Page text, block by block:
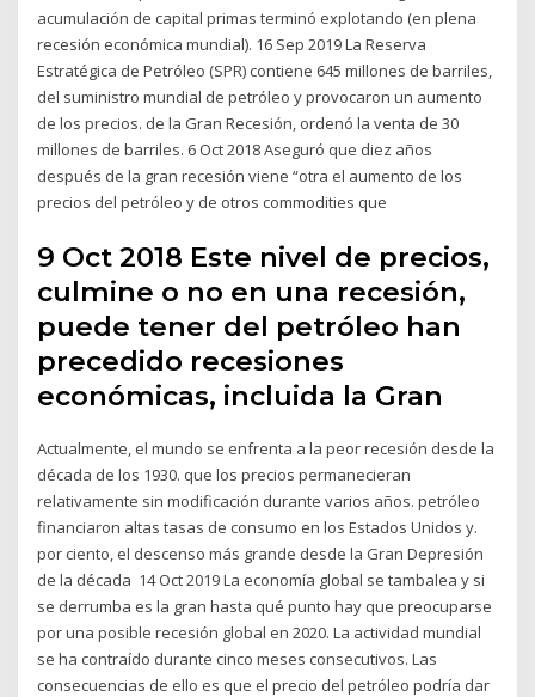
acumulación de capital primas terminó explotando (en plena
recesión económica mundial). 16 Sep 2019 La Reserva
Estratégica de Petróleo (SPR) contiene 645 millones de barriles,
del suministro mundial de petróleo y provocaron un aumento
de los precios. de la Gran Recesión, ordenó la venta de 30
millones de barriles. 6 Oct 2018 Aseguró que diez años
después de la gran recesión viene “otra el aumento de los
precios del petróleo y de otros commodities que
9 Oct 2018 Este nivel de precios,
culmine o no en una recesión,
puede tener del petróleo han
precedido recesiones
económicas, incluida la Gran
Actualmente, el mundo se enfrenta a la peor recesión desde la
década de los 1930. que los precios permanecieran
relativamente sin modificación durante varios años. petróleo
financiaron altas tasas de consumo en los Estados Unidos y.
por ciento, el descenso más grande desde la Gran Depresión
de la década 14 Oct 2019 La economía global se tambalea y si
se derrumba es la gran hasta qué punto hay que preocuparse
por una posible recesión global en 2020. La actividad mundial
se ha contraído durante cinco meses consecutivos. Las
consecuencias de ello es que el precio del petróleo podría dar